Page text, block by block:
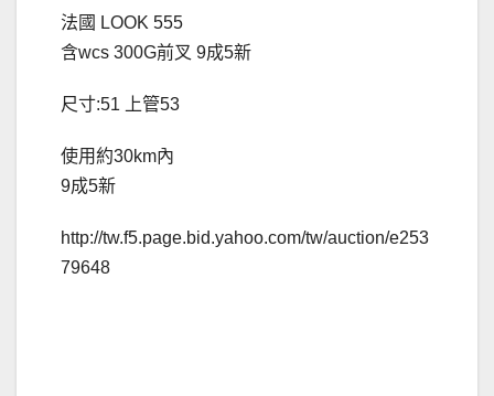
法國 LOOK 555
含wcs 300G前叉 9成5新
尺寸:51 上管53
使用約30km內
9成5新
http://tw.f5.page.bid.yahoo.com/tw/auction/e253
79648